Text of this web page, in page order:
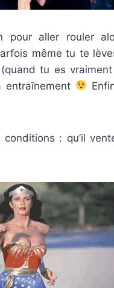
pour aller rouler
même tu te
tu es
entraînement
: qu’il